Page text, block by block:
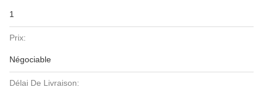
1
Prix:
Négociable
Délai De Livraison: